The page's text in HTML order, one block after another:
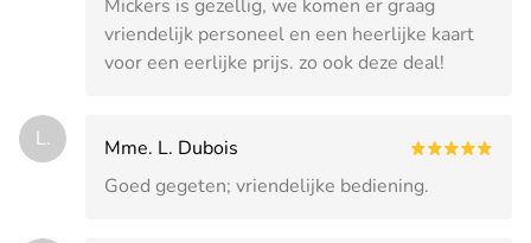
Mickers is gezellig, we komen er graag
vriendelijk personeel en een heerlijke kaart
voor een eerlijke prijs. zo ook deze deal!
L.
Mme. L. Dubois
Goed gegeten; vriendelijke bediening.